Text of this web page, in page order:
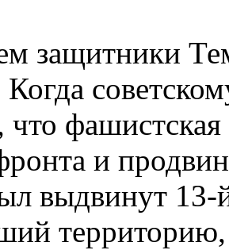
защитники
что
и
выдвинут 13-